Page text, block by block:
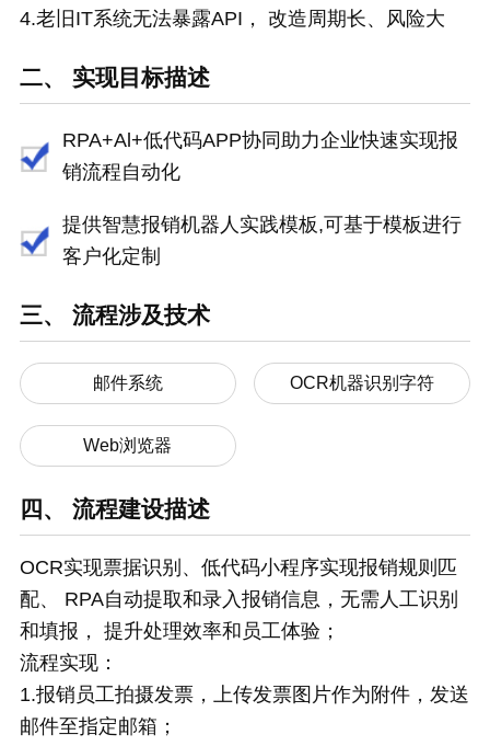
4.老旧IT系统无法暴露API， 改造周期长、风险大
二、 实现目标描述
RPA+Al+低代码APP协同助力企业快速实现报
销流程自动化
提供智慧报销机器人实践模板,可基于模板进行
客户化定制
三、 流程涉及技术
邮件系统 OCR机器识别字符
Web浏览器
四、 流程建设描述
OCR实现票据识别、低代码小程序实现报销规则匹
配、 RPA自动提取和录入报销信息，无需人工识别
和填报， 提升处理效率和员工体验；
流程实现：
1.报销员工拍摄发票，上传发票图片作为附件，发送
邮件至指定邮箱；